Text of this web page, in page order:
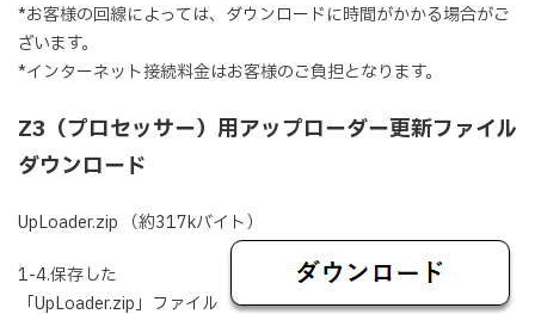
*お客様の回線によっては、ダウンロードに時間がかかる場合がご
ざいます。
*インターネット接続料金はお客様のご負担となります。
Z3（プロセッサー）用アップローダー更新ファイル
ダウンロード
UpLoader.zip （約317kバイト）
1-4.保存した
「UpLoader.zip」ファイル